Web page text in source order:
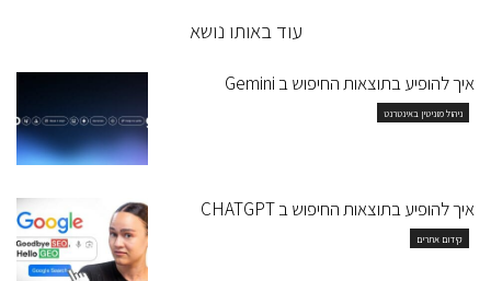
עוד באותו נושא
איך להופיע בתוצאות החיפוש ב Gemini
ניהול מוניטין באינטרנט
איך להופיע בתוצאות החיפוש ב CHATGPT
קידום אתרים